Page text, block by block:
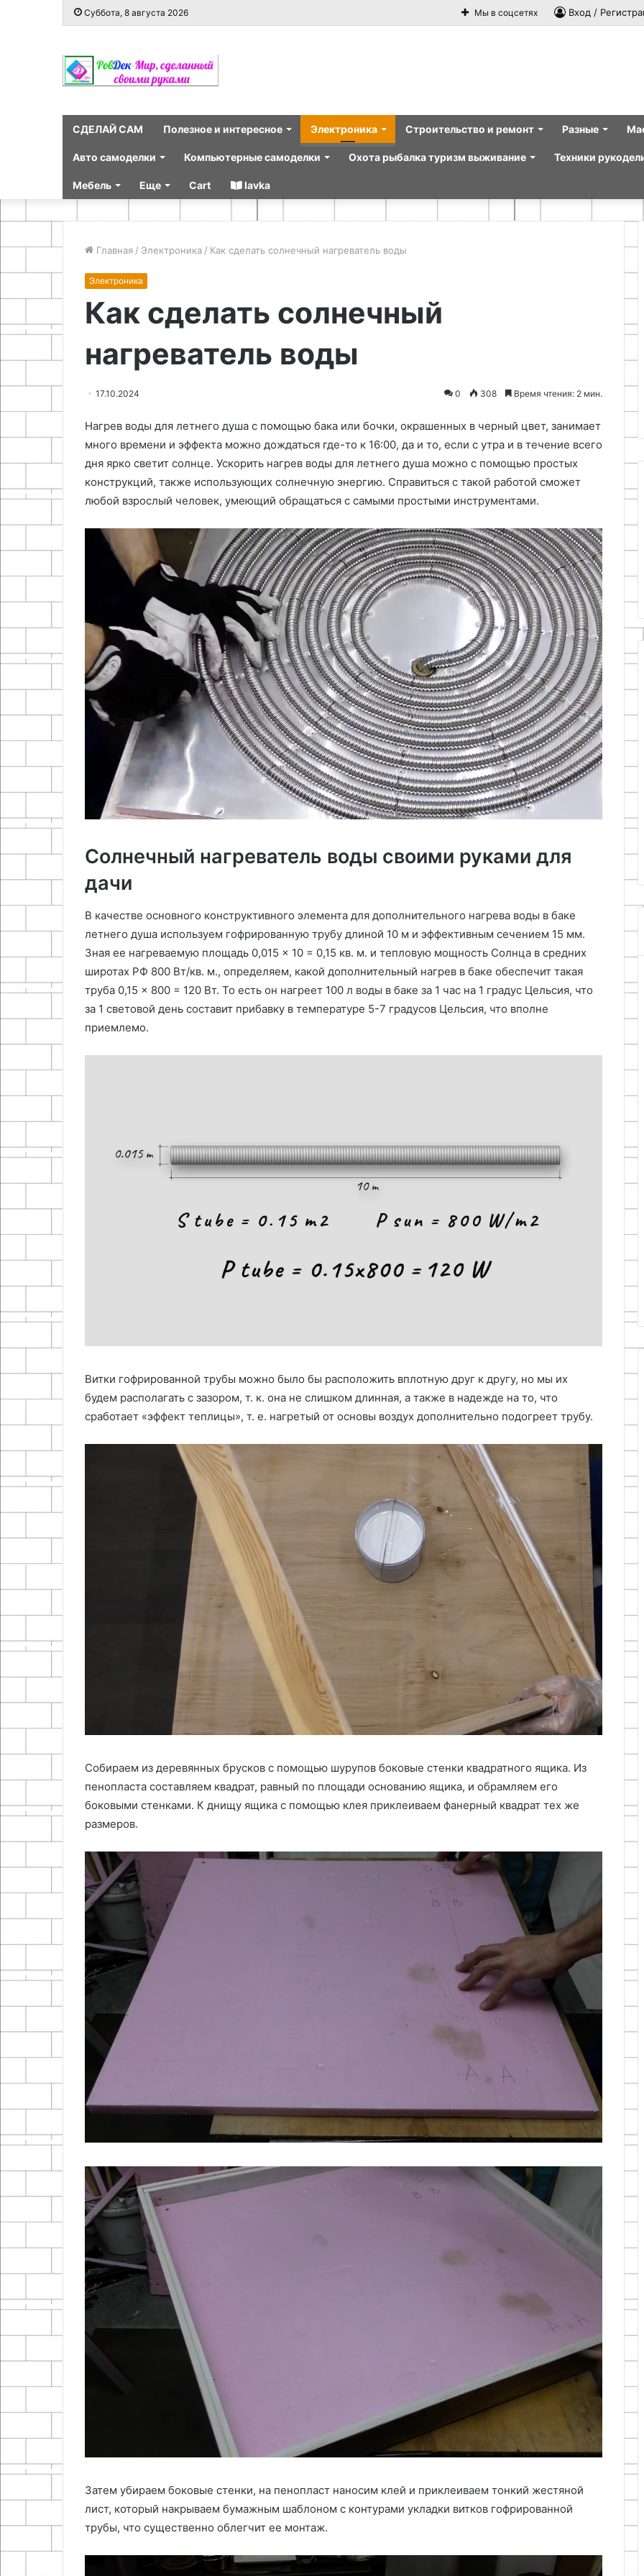
Суббота, 8 августа 2026 Вход /
Мы в соцсетях
СДЕЛАЙ САМ Полезное и интересное Электроника Строительство и ремонт Разные
Авто самоделки Компьютерные самоделки Охота рыбалка туризм выживание Техники
Мебель Еще Cart lavka
Главная / Электроника / Как сделать солнечный нагреватель воды
Электроника
Как сделать солнечный
нагреватель воды
17.10.2024 0 308 Время чтения: 2 мин.
Нагрев воды для летнего душа с помощью бака или бочки, окрашенных в черный цвет, занимает
много времени и эффекта можно дождаться где-то к 16:00, да и то, если с утра и в течение всего
дня ярко светит солнце. Ускорить нагрев воды для летнего душа можно с помощью простых
конструкций, также использующих солнечную энергию. Справиться с такой работой сможет
любой взрослый человек, умеющий обращаться с самыми простыми инструментами.
Солнечный нагреватель воды своими руками для
дачи
В качестве основного конструктивного элемента для дополнительного нагрева воды в баке
летнего душа используем гофрированную трубу длиной 10 м и эффективным сечением 15 мм.
Зная ее нагреваемую площадь 0,015 × 10 = 0,15 кв. м. и тепловую мощность Солнца в средних
широтах РФ 800 Вт/кв. м., определяем, какой дополнительный нагрев в баке обеспечит такая
труба 0,15 × 800 = 120 Вт. То есть он нагреет 100 л воды в баке за 1 час на 1 градус Цельсия, что
за 1 световой день составит прибавку в температуре 5-7 градусов Цельсия, что вполне
приемлемо.
Витки гофрированной трубы можно было бы расположить вплотную друг к другу, но мы их
будем располагать с зазором, т. к. она не слишком длинная, а также в надежде на то, что
сработает «эффект теплицы», т. е. нагретый от основы воздух дополнительно подогреет трубу.
Собираем из деревянных брусков с помощью шурупов боковые стенки квадратного ящика. Из
пенопласта составляем квадрат, равный по площади основанию ящика, и обрамляем его
боковыми стенками. К днищу ящика с помощью клея приклеиваем фанерный квадрат тех же
размеров.
Затем убираем боковые стенки, на пенопласт наносим клей и приклеиваем тонкий жестяной
лист, который накрываем бумажным шаблоном с контурами укладки витков гофрированной
трубы, что существенно облегчит ее монтаж.
Как надежно отремонтировать
трещину в кирпичной стене
Как
сделать
бюджетные
рулонные
Как
сделать
антенну
для
WiFi
адаптера
17.10.2024
Как сделать антенну для WiFi